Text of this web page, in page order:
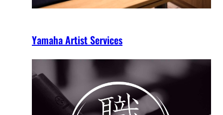
Yamaha Artist Services